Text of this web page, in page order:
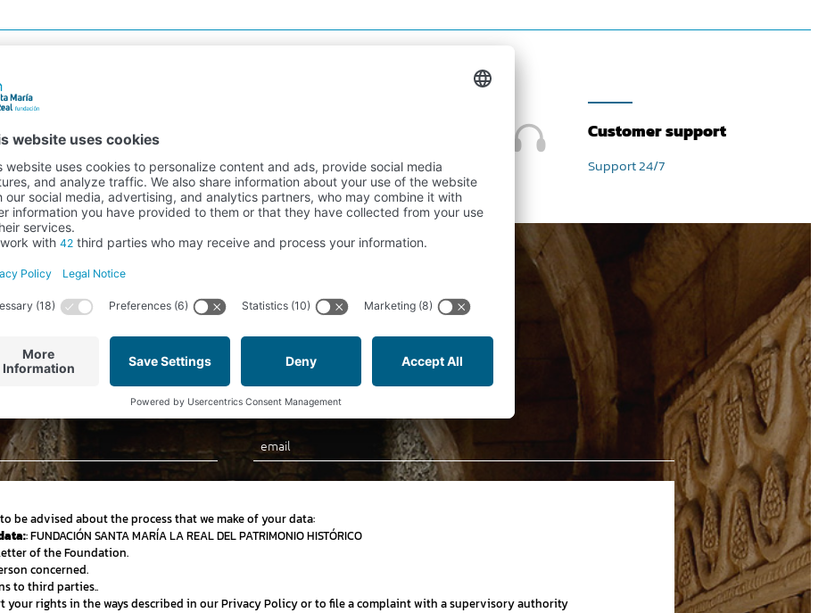
100% payment security
Customer support
Support 24/7
Newsletter
Subscribe to our newsletter and stay up-to-date on news,
special offers and discounts
Email
be advised about the process that we make of your data:
: FUNDACIÓN SANTA MARÍA LA REAL DEL PATRIMONIO HISTÓRICO
of the Foundation.
concerned.
to third parties..
your rights in the ways described in our Privacy Policy or to file a complaint with a supervisory authority